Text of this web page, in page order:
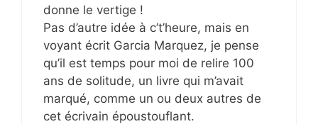
donne le vertige !
Pas d’autre idée à c’t’heure, mais en
voyant écrit Garcia Marquez, je pense
qu’il est temps pour moi de relire 100
ans de solitude, un livre qui m’avait
marqué, comme un ou deux autres de
cet écrivain époustouflant.